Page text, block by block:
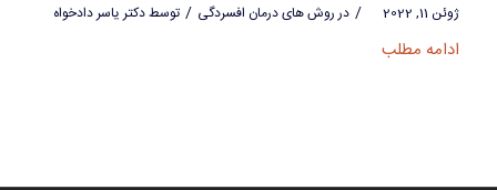
ژوئن 11, 2022 / درروش های درمان افسردگی / توسطدکتر یاسر دادخواه
ادامه مطلب